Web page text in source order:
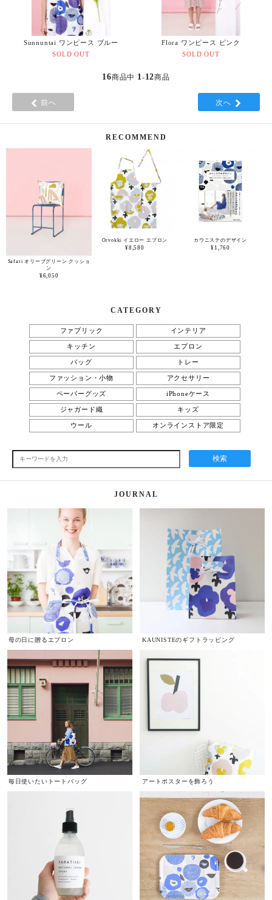
Sunnuntai ワンピース ブルー
SOLD OUT
Flora ワンピース ピンク
SOLD OUT
16商品中 1-12商品
前へ 次へ
RECOMMEND
Safari オリーブグリーン クッショ
ン
¥6,050
Orvokki イエロー エプロン
¥8,580
カウニステのデザイン
¥1,760
CATEGORY
ファブリック インテリア
キッチン エプロン
バッグ トレー
ファッション・小物 アクセサリー
ペーパーグッズ iPhoneケース
ジャガード織 キッズ
ウール オンラインストア限定
検索
JOURNAL
母の日に贈るエプロン KAUNISTEのギフトラッピング
毎日使いたいトートバッグ アートポスターを飾ろう